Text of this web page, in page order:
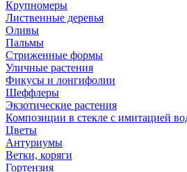
Крупномеры
Лиственные деревья
Оливы
Пальмы
Стриженные формы
Уличные растения
Фикусы и лонгифолии
Шеффлеры
Экзотические растения
Композиции в стекле с имитацией
Цветы
Антуриумы
Ветки, коряги
Гортензия